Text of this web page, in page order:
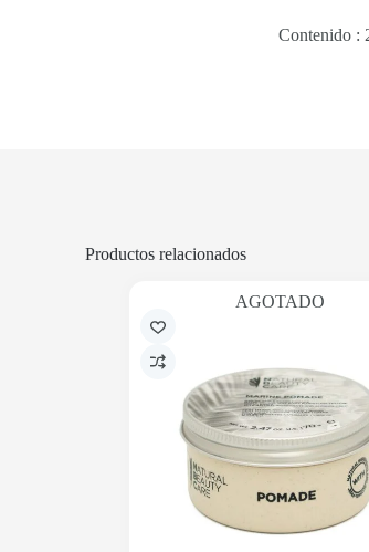
Contenido :
Productos relacionados
AGOTADO